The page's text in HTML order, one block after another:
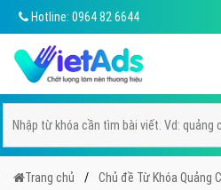
Hotline: 0964 82 6644
Trang chủ Chủ đề Từ Khóa Quảng